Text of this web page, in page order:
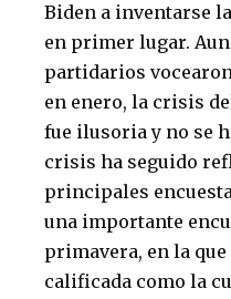
Biden a inventarse
en primer lugar.
partidarios
en enero, la crisis
fue ilusoria y no se
crisis ha seguido
principales
una importante
primavera, en la
calificada como la